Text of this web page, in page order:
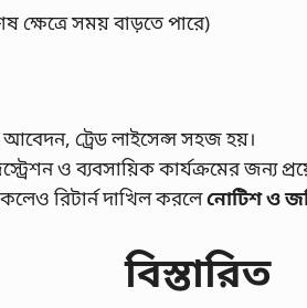
ক্ষেত্রে সময় বাড়তে পারে)
আবেদন, ট্রেড লাইসেন্স সহজ হয়।
ও ব্যবসায়িক কার্যক্রমের জন্য
রিটার্ন দাখিল করলেনোটিশ ও
বিস্তারিত